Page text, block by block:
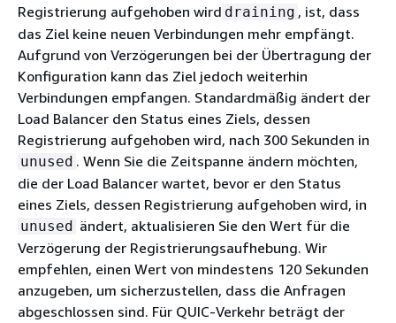
Registrierung aufgehoben wird draining , ist, dass
das Ziel keine neuen Verbindungen mehr empfängt.
Aufgrund von Verzögerungen bei der Übertragung der
Konfiguration kann das Ziel jedoch weiterhin
Verbindungen empfangen. Standardmäßig ändert der
Load Balancer den Status eines Ziels, dessen
Registrierung aufgehoben wird, nach 300 Sekunden in
unused . Wenn Sie die Zeitspanne ändern möchten,
die der Load Balancer wartet, bevor er den Status
eines Ziels, dessen Registrierung aufgehoben wird, in
unused ändert, aktualisieren Sie den Wert für die
Verzögerung der Registrierungsaufhebung. Wir
empfehlen, einen Wert von mindestens 120 Sekunden
anzugeben, um sicherzustellen, dass die Anfragen
abgeschlossen sind. Für QUIC-Verkehr beträgt der